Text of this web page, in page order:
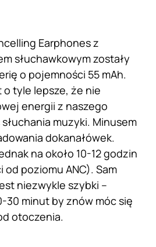
Earphones z
słuchawkowym zostały
o pojemności 55 mAh.
tyle lepsze, że nie
energii z naszego
muzyki. Minusem
dokanałówek.
na około 10-12 godzin
poziomu ANC). Sam
niezwykle szybki –
30 minut by znów móc się
otoczenia.